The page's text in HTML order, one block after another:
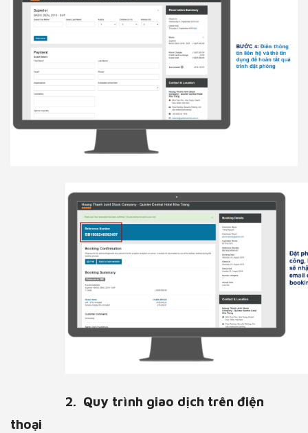
2. Quy trình giao dịch trên điện
thoại